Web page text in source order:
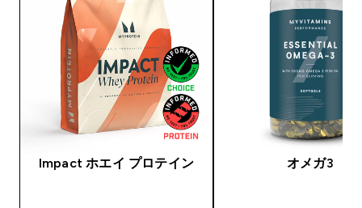
Impact ホエイ プロテイン オメガ3